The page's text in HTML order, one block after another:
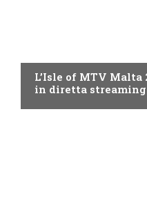
L’Isle of MTV Malta
in diretta